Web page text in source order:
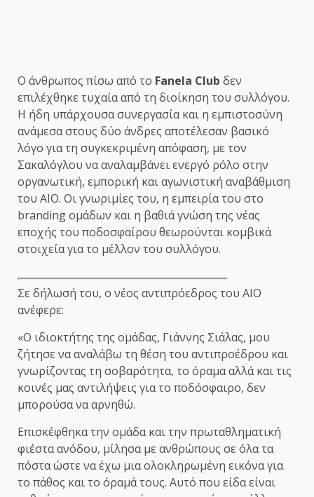
Ο άνθρωπος πίσω από το Fanela Club δεν
επιλέχθηκε τυχαία από τη διοίκηση του συλλόγου.
Η ήδη υπάρχουσα συνεργασία και η εμπιστοσύνη
ανάμεσα στους δύο άνδρες αποτέλεσαν βασικό
λόγο για τη συγκεκριμένη απόφαση, με τον
Σακαλόγλου να αναλαμβάνει ενεργό ρόλο στην
οργανωτική, εμπορική και αγωνιστική αναβάθμιση
του ΑΙΟ. Οι γνωριμίες του, η εμπειρία του στο
branding ομάδων και η βαθιά γνώση της νέας
εποχής του ποδοσφαίρου θεωρούνται κομβικά
στοιχεία για το μέλλον του συλλόγου.
Σε δήλωσή του, ο νέος αντιπρόεδρος του ΑΙΟ
ανέφερε:
«Ο ιδιοκτήτης της ομάδας, Γιάννης Σιάλας, μου
ζήτησε να αναλάβω τη θέση του αντιπροέδρου και
γνωρίζοντας τη σοβαρότητα, το όραμα αλλά και τις
κοινές μας αντιλήψεις για το ποδόσφαιρο, δεν
μπορούσα να αρνηθώ.
Επισκέφθηκα την ομάδα και την πρωταθληματική
φιέστα ανόδου, μίλησα με ανθρώπους σε όλα τα
πόστα ώστε να έχω μια ολοκληρωμένη εικόνα για
το πάθος και το όραμά τους. Αυτό που είδα είναι